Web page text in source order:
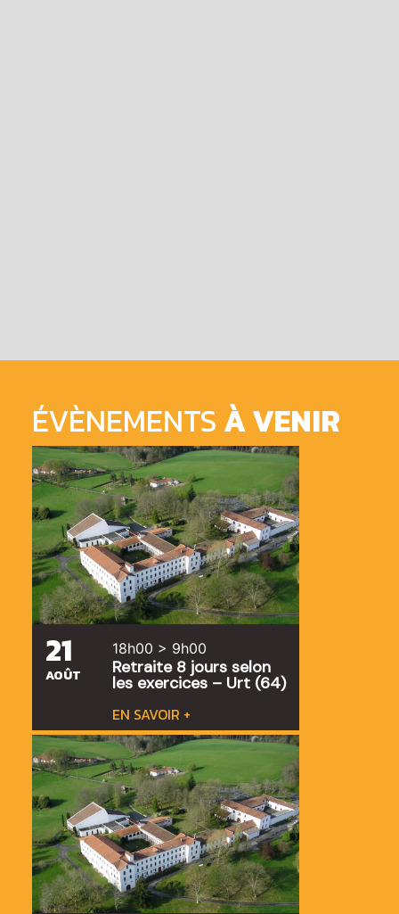
ÉVÈNEMENTS À VENIR
21
AOÛT
18h00 > 9h00
Retraite 8 jours selon
les exercices – Urt (64)
EN SAVOIR +